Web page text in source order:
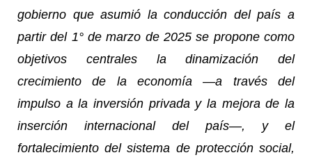
gobierno que asumió la conducción del país a
partir del 1° de marzo de 2025 se propone como
objetivos centrales la dinamización del
crecimiento de la economía —a través del
impulso a la inversión privada y la mejora de la
inserción internacional del país—, y el
fortalecimiento del sistema de protección social,